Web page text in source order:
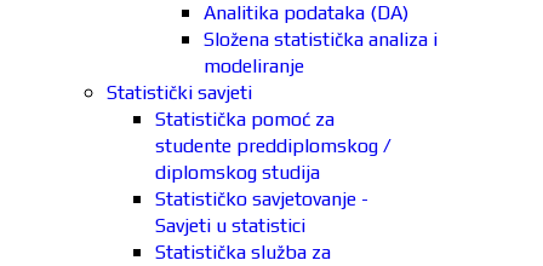
Analitika podataka (DA)
Složena statistička analiza i
modeliranje
Statistički savjeti
Statistička pomoć za
studente preddiplomskog /
diplomskog studija
Statističko savjetovanje -
Savjeti u statistici
Statistička služba za